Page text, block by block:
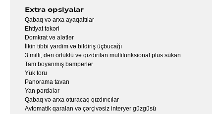
Extra opsiyalar
Qabaq və arxa ayaqaltılar
Ehtiyat təkəri
Domkrat və alətlər
İlkin tibbi yardim və bildiriş üçbucağı
3 milli, dəri örtüklü və qızdırılan multifunksional plus sükan
Tam boyanmış bamperlər
Yük toru
Panorama tavan
Yan pərdələr
Qabaq və arxa oturacaq qızdırıcılar
Avtomatik qaralan və çərçivəsiz interyer güzgüsü